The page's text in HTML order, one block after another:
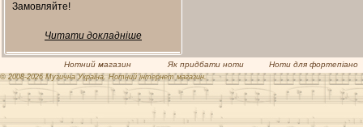
Замовляйте!
Читати докладніше
Нотний магазин Як придбати ноти Ноти для фортепіано
© 2008-2026 Музична Україна. Нотний інтернет магазин.